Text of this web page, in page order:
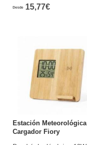
Desde 15,77€
Estación Meteorológica
Cargador Fiory